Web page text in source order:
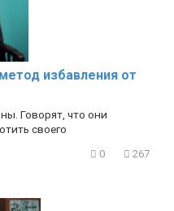
избавления от
Говорят, что они
своего
0 267